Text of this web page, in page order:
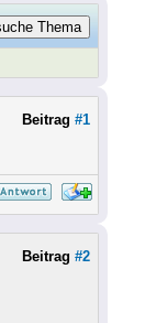
Beitrag #1
Beitrag #2